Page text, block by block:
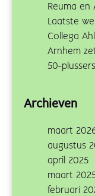
Reuma en
Laatste
Collega
Arnhem
50-
Archieven
maart
augustus
april 2025
maart
februari